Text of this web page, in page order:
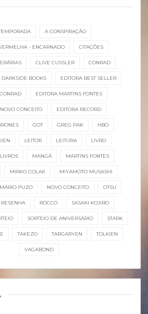
A CONSPIRAÇÃO
- ENCARNADO CITAÇÕES
CLIVE CUSSLER CONRAD
DARKSIDE BOOKS EDITORA BEST SELLER
EDITORA MARTINS FONTES
CONCEITO EDITORA RECORD
GOT GREG PAK HBO
LEITOR LEITURA LIVRO
MANGÁ MARTINS FONTES
MIRKO COLAK MIYAMOTO MUSASHI
MÁRIO PUZO NOVO CONCEITO OTSU
RESENHA ROCCO SASAKI KOJIRO
SORTEIO DE ANIVERSÁRIO STARK
TAKEZO TARGARYEN TOLKIEN
VAGABOND